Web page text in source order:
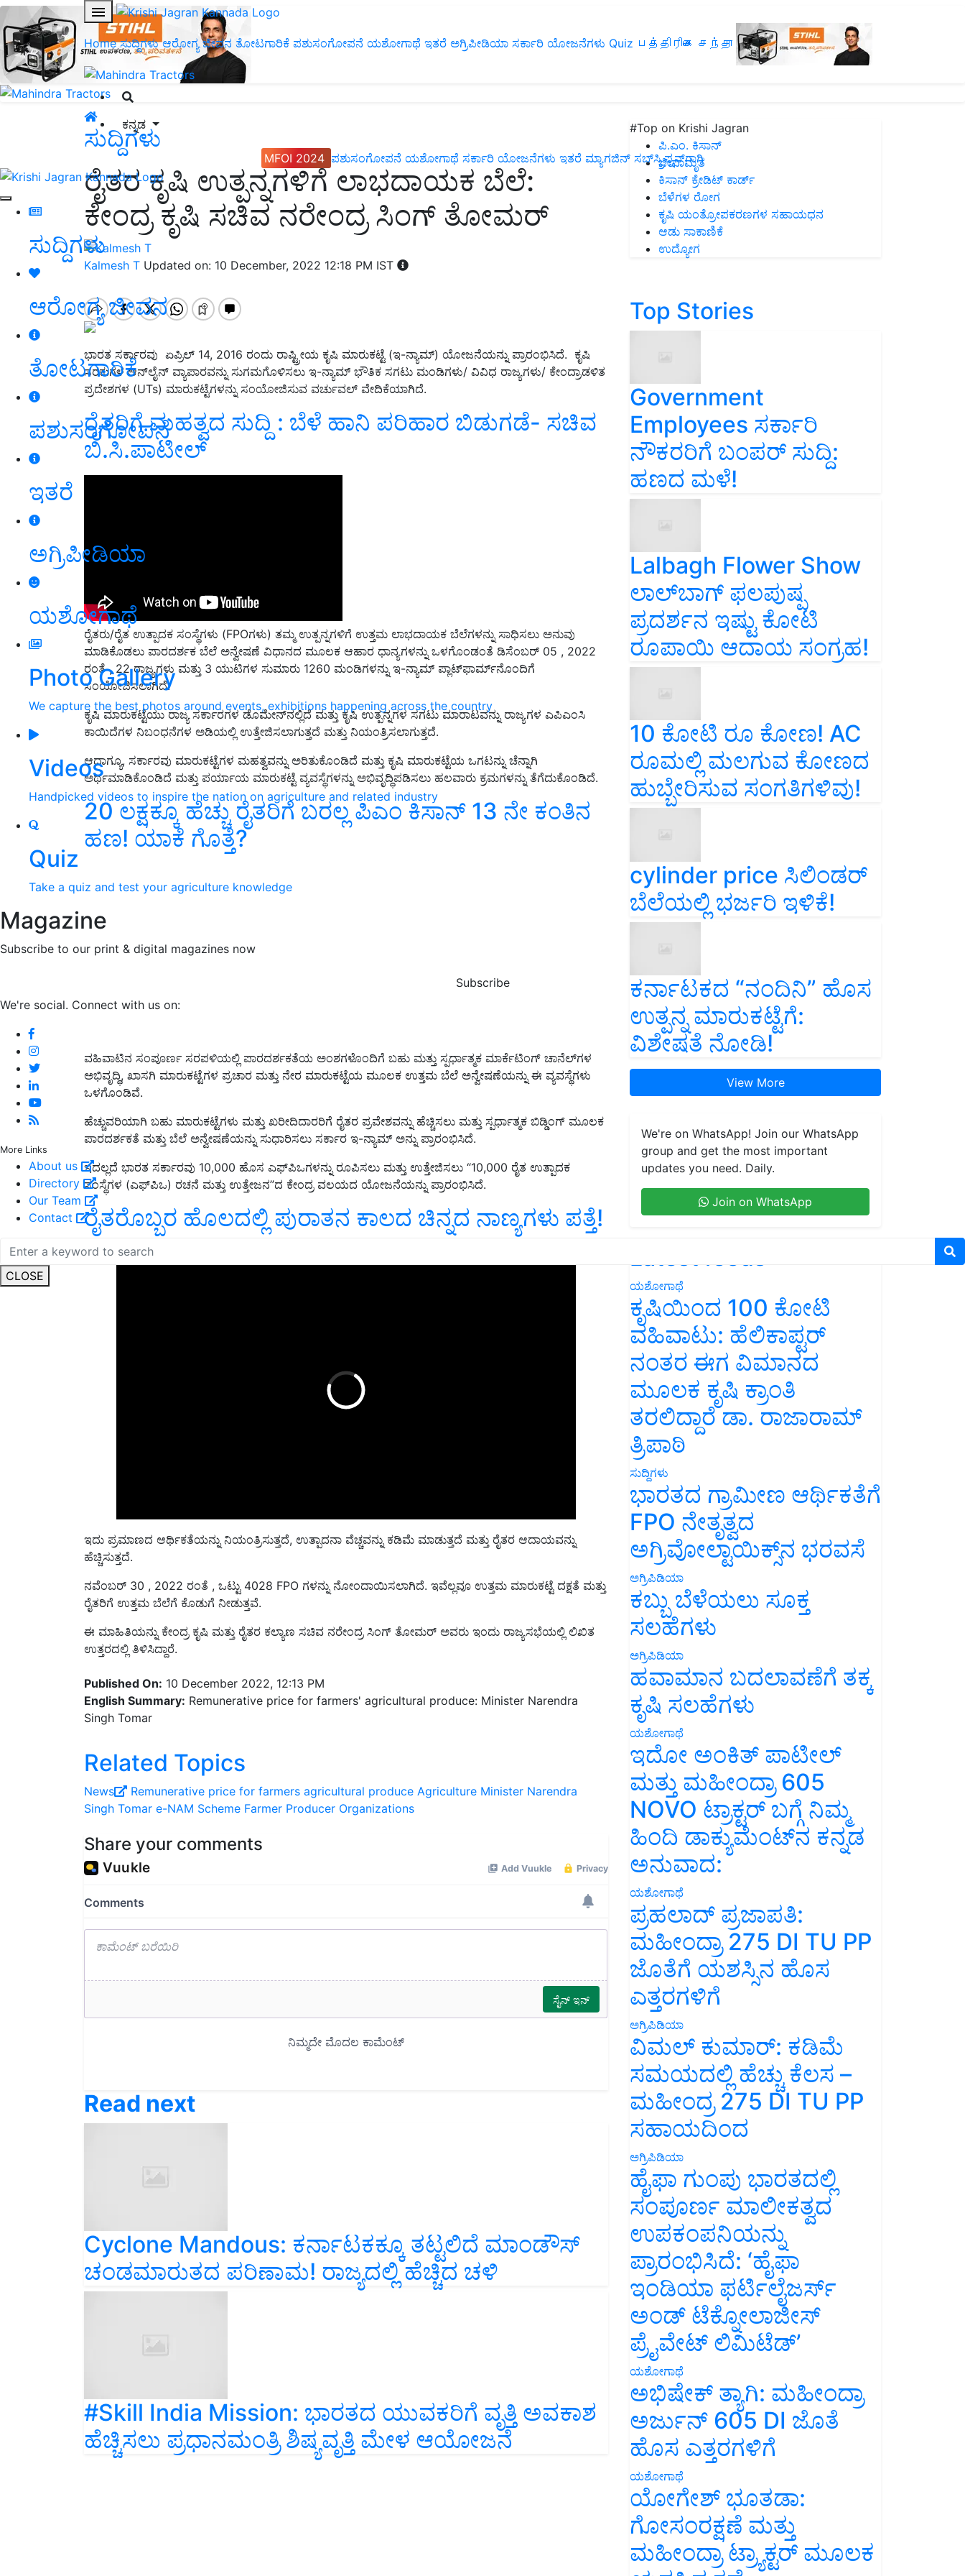
Home ಸುದ್ದಿಗಳು ಆರೋಗ್ಯ ಜೀವನ ತೋಟಗಾರಿಕೆ ಪಶುಸಂಗೋಪನೆ ಯಶೋಗಾಥೆ ಇತರೆ ಅಗ್ರಿಪೀಡಿಯಾ ಸರ್ಕಾರಿ ಯೋಜನೆಗಳು Quiz பத்திரிகை சந்தா
ಕನ್ನಡ
MFOI 2024 ಪಶುಸಂಗೋಪನೆ ಯಶೋಗಾಥೆ ಸರ್ಕಾರಿ ಯೋಜನೆಗಳು ಇತರೆ ಮ್ಯಾಗಜಿನ್‌ ಸಬ್‌ಸ್ಕ್ರಿಪ್ಷನ್‌ಗಾಗಿ
ಸುದ್ದಿಗಳು
ಆರೋಗ್ಯ ಜೀವನ
ತೋಟಗಾರಿಕೆ
ಪಶುಸಂಗೋಪನೆ
ಇತರೆ
ಅಗ್ರಿಪೀಡಿಯಾ
ಯಶೋಗಾಥೆ
Photo Gallery
We capture the best photos around events, exhibitions happening across the country
Videos
Handpicked videos to inspire the nation on agriculture and related industry
Quiz
Take a quiz and test your agriculture knowledge
Magazine
Subscribe to our print & digital magazines now
Subscribe
We're social. Connect with us on:
More Links
About us
Directory
Our Team
Contact
CLOSE
ಸುದ್ದಿಗಳು
ರೈತರ ಕೃಷಿ ಉತ್ಪನ್ನಗಳಿಗೆ ಲಾಭದಾಯಕ ಬೆಲೆ:
ಕೇಂದ್ರ ಕೃಷಿ ಸಚಿವ ನರೇಂದ್ರ ಸಿಂಗ್ ತೋಮರ್
Kalmesh T Updated on: 10 December, 2022 12:18 PM IST
ಭಾರತ ಸರ್ಕಾರವು ಏಪ್ರಿಲ್ 14, 2016 ರಂದು ರಾಷ್ಟ್ರೀಯ ಕೃಷಿ ಮಾರುಕಟ್ಟೆ (ಇ-ನ್ಯಾಮ್) ಯೋಜನೆಯನ್ನು ಪ್ರಾರಂಭಿಸಿದೆ. ಕೃಷಿ
ಸರಕುಗಳ ಆನ್‌ಲೈನ್ ವ್ಯಾಪಾರವನ್ನು ಸುಗಮಗೊಳಿಸಲು ಇ-ನ್ಯಾಮ್ ಭೌತಿಕ ಸಗಟು ಮಂಡಿಗಳು/ ವಿವಿಧ ರಾಜ್ಯಗಳು/ ಕೇಂದ್ರಾಡಳಿತ
ಪ್ರದೇಶಗಳ (UTs) ಮಾರುಕಟ್ಟೆಗಳನ್ನು ಸಂಯೋಜಿಸುವ ವರ್ಚುವಲ್ ವೇದಿಕೆಯಾಗಿದೆ.
ರೈತರಿಗೆ ಮಹತ್ವದ ಸುದ್ದಿ : ಬೆಳೆ ಹಾನಿ ಪರಿಹಾರ ಬಿಡುಗಡೆ- ಸಚಿವ
ಬಿ.ಸಿ.ಪಾಟೀಲ್‌
ರೈತರು/ರೈತ ಉತ್ಪಾದಕ ಸಂಸ್ಥೆಗಳು (FPOಗಳು) ತಮ್ಮ ಉತ್ಪನ್ನಗಳಿಗೆ ಉತ್ತಮ ಲಾಭದಾಯಕ ಬೆಲೆಗಳನ್ನು ಸಾಧಿಸಲು ಅನುವು
ಮಾಡಿಕೊಡಲು ಪಾರದರ್ಶಕ ಬೆಲೆ ಅನ್ವೇಷಣೆ ವಿಧಾನದ ಮೂಲಕ ಆಹಾರ ಧಾನ್ಯಗಳನ್ನು ಒಳಗೊಂಡಂತೆ ಡಿಸೆಂಬರ್ 05 , 2022
ರಂತೆ , 22 ರಾಜ್ಯಗಳು ಮತ್ತು 3 ಯುಟಿಗಳ ಸುಮಾರು 1260 ಮಂಡಿಗಳನ್ನು ಇ-ನ್ಯಾಮ್ ಪ್ಲಾಟ್‌ಫಾರ್ಮ್‌ನೊಂದಿಗೆ
ಸಂಯೋಜಿಸಲಾಗಿದೆ.
ಕೃಷಿ ಮಾರುಕಟ್ಟೆಯು ರಾಜ್ಯ ಸರ್ಕಾರಗಳ ಡೊಮೇನ್‌ನಲ್ಲಿದೆ ಮತ್ತು ಕೃಷಿ ಉತ್ಪನ್ನಗಳ ಸಗಟು ಮಾರಾಟವನ್ನು ರಾಜ್ಯಗಳ ಎಪಿಎಂಸಿ
ಕಾಯಿದೆಗಳ ನಿಬಂಧನೆಗಳ ಅಡಿಯಲ್ಲಿ ಉತ್ತೇಜಿಸಲಾಗುತ್ತದೆ ಮತ್ತು ನಿಯಂತ್ರಿಸಲಾಗುತ್ತದೆ.
ಆದಾಗ್ಯೂ, ಸರ್ಕಾರವು ಮಾರುಕಟ್ಟೆಗಳ ಮಹತ್ವವನ್ನು ಅರಿತುಕೊಂಡಿದೆ ಮತ್ತು ಕೃಷಿ ಮಾರುಕಟ್ಟೆಯ ಒಗಟನ್ನು ಚೆನ್ನಾಗಿ
ಅರ್ಥಮಾಡಿಕೊಂಡಿದೆ ಮತ್ತು ಪರ್ಯಾಯ ಮಾರುಕಟ್ಟೆ ವ್ಯವಸ್ಥೆಗಳನ್ನು ಅಭಿವೃದ್ಧಿಪಡಿಸಲು ಹಲವಾರು ಕ್ರಮಗಳನ್ನು ತೆಗೆದುಕೊಂಡಿದೆ.
20 ಲಕ್ಷಕ್ಕೂ ಹೆಚ್ಚು ರೈತರಿಗೆ ಬರಲ್ಲ ಪಿಎಂ ಕಿಸಾನ್‌ 13 ನೇ ಕಂತಿನ
ಹಣ! ಯಾಕೆ ಗೊತ್ತೆ?
ವಹಿವಾಟಿನ ಸಂಪೂರ್ಣ ಸರಪಳಿಯಲ್ಲಿ ಪಾರದರ್ಶಕತೆಯ ಅಂಶಗಳೊಂದಿಗೆ ಬಹು ಮತ್ತು ಸ್ಪರ್ಧಾತ್ಮಕ ಮಾರ್ಕೆಟಿಂಗ್ ಚಾನೆಲ್‌ಗಳ
ಅಭಿವೃದ್ಧಿ, ಖಾಸಗಿ ಮಾರುಕಟ್ಟೆಗಳ ಪ್ರಚಾರ ಮತ್ತು ನೇರ ಮಾರುಕಟ್ಟೆಯ ಮೂಲಕ ಉತ್ತಮ ಬೆಲೆ ಅನ್ವೇಷಣೆಯನ್ನು ಈ ವ್ಯವಸ್ಥೆಗಳು
ಒಳಗೊಂಡಿವೆ.
ಹೆಚ್ಚುವರಿಯಾಗಿ ಬಹು ಮಾರುಕಟ್ಟೆಗಳು ಮತ್ತು ಖರೀದಿದಾರರಿಗೆ ರೈತರ ಪ್ರವೇಶವನ್ನು ಹೆಚ್ಚಿಸಲು ಮತ್ತು ಸ್ಪರ್ಧಾತ್ಮಕ ಬಿಡ್ಡಿಂಗ್ ಮೂಲಕ
ಪಾರದರ್ಶಕತೆ ಮತ್ತು ಬೆಲೆ ಅನ್ವೇಷಣೆಯನ್ನು ಸುಧಾರಿಸಲು ಸರ್ಕಾರ ಇ-ನ್ಯಾಮ್ ಅನ್ನು ಪ್ರಾರಂಭಿಸಿದೆ.
ಇದಲ್ಲದೆ ಭಾರತ ಸರ್ಕಾರವು 10,000 ಹೊಸ ಎಫ್‌ಪಿಒಗಳನ್ನು ರೂಪಿಸಲು ಮತ್ತು ಉತ್ತೇಜಿಸಲು “10,000 ರೈತ ಉತ್ಪಾದಕ
ಸಂಸ್ಥೆಗಳ (ಎಫ್‌ಪಿಒ) ರಚನೆ ಮತ್ತು ಉತ್ತೇಜನ”ದ ಕೇಂದ್ರ ವಲಯದ ಯೋಜನೆಯನ್ನು ಪ್ರಾರಂಭಿಸಿದೆ.
ರೈತರೊಬ್ಬರ ಹೊಲದಲ್ಲಿ ಪುರಾತನ ಕಾಲದ ಚಿನ್ನದ ನಾಣ್ಯಗಳು ಪತ್ತೆ!
ಇದು ಪ್ರಮಾಣದ ಆರ್ಥಿಕತೆಯನ್ನು ನಿಯಂತ್ರಿಸುತ್ತದೆ, ಉತ್ಪಾದನಾ ವೆಚ್ಚವನ್ನು ಕಡಿಮೆ ಮಾಡುತ್ತದೆ ಮತ್ತು ರೈತರ ಆದಾಯವನ್ನು
ಹೆಚ್ಚಿಸುತ್ತದೆ.
ನವೆಂಬರ್ 30 , 2022 ರಂತೆ , ಒಟ್ಟು 4028 FPO ಗಳನ್ನು ನೋಂದಾಯಿಸಲಾಗಿದೆ. ಇವೆಲ್ಲವೂ ಉತ್ತಮ ಮಾರುಕಟ್ಟೆ ದಕ್ಷತೆ ಮತ್ತು
ರೈತರಿಗೆ ಉತ್ತಮ ಬೆಲೆಗೆ ಕೊಡುಗೆ ನೀಡುತ್ತವೆ.
ಈ ಮಾಹಿತಿಯನ್ನು ಕೇಂದ್ರ ಕೃಷಿ ಮತ್ತು ರೈತರ ಕಲ್ಯಾಣ ಸಚಿವ ನರೇಂದ್ರ ಸಿಂಗ್ ತೋಮರ್ ಅವರು ಇಂದು ರಾಜ್ಯಸಭೆಯಲ್ಲಿ ಲಿಖಿತ
ಉತ್ತರದಲ್ಲಿ ತಿಳಿಸಿದ್ದಾರೆ.
Published On: 10 December 2022, 12:13 PM
English Summary: Remunerative price for farmers' agricultural produce: Minister Narendra
Singh Tomar
Related Topics
News Remunerative price for farmers agricultural produce Agriculture Minister Narendra
Singh Tomar e-NAM Scheme Farmer Producer Organizations
Share your comments
Read next
Cyclone Mandous: ಕರ್ನಾಟಕಕ್ಕೂ ತಟ್ಟಲಿದೆ ಮಾಂಡೌಸ್‌
ಚಂಡಮಾರುತದ ಪರಿಣಾಮ! ರಾಜ್ಯದಲ್ಲಿ ಹೆಚ್ಚಿದ ಚಳಿ
#Skill India Mission: ಭಾರತದ ಯುವಕರಿಗೆ ವೃತ್ತಿ ಅವಕಾಶ
ಹೆಚ್ಚಿಸಲು ಪ್ರಧಾನಮಂತ್ರಿ ಶಿಷ್ಯವೃತ್ತಿ ಮೇಳ ಆಯೋಜನೆ
#Top on Krishi Jagran
ಪಿ.ಎಂ. ಕಿಸಾನ್
ಜೀವಾಮೃತ
ಕಿಸಾನ್ ಕ್ರೇಡಿಟ್ ಕಾರ್ಡ್
ಬೆಳೆಗಳ ರೋಗ
ಕೃಷಿ ಯಂತ್ರೋಪಕರಣಗಳ ಸಹಾಯಧನ
ಆಡು ಸಾಕಾಣಿಕೆ
ಉದ್ಯೋಗ
Top Stories
Government
Employees ಸರ್ಕಾರಿ
ನೌಕರರಿಗೆ ಬಂಪರ್‌ ಸುದ್ದಿ:
ಹಣದ ಮಳೆ!
Lalbagh Flower Show
ಲಾಲ್‌ಬಾಗ್ ಫಲಪುಷ್ಪ
ಪ್ರದರ್ಶನ ಇಷ್ಟು ಕೋಟಿ
ರೂಪಾಯಿ ಆದಾಯ ಸಂಗ್ರಹ!
10 ಕೋಟಿ ರೂ ಕೋಣ! AC
ರೂಮಲ್ಲಿ ಮಲಗುವ ಕೋಣದ
ಹುಬ್ಬೇರಿಸುವ ಸಂಗತಿಗಳಿವು!
cylinder price ಸಿಲಿಂಡರ್‌
ಬೆಲೆಯಲ್ಲಿ ಭರ್ಜರಿ ಇಳಿಕೆ!
ಕರ್ನಾಟಕದ “ನಂದಿನಿ” ಹೊಸ
ಉತ್ಪನ್ನ ಮಾರುಕಟ್ಟೆಗೆ:
ವಿಶೇಷತೆ ನೋಡಿ!
View More
We're on WhatsApp! Join our WhatsApp
group and get the most important
updates you need. Daily.
Join on WhatsApp
Latest feeds
ಯಶೋಗಾಥೆ
ಕೃಷಿಯಿಂದ 100 ಕೋಟಿ
ವಹಿವಾಟು: ಹೆಲಿಕಾಪ್ಟರ್
ನಂತರ ಈಗ ವಿಮಾನದ
ಮೂಲಕ ಕೃಷಿ ಕ್ರಾಂತಿ
ತರಲಿದ್ದಾರೆ ಡಾ. ರಾಜಾರಾಮ್
ತ್ರಿಪಾಠಿ
ಸುದ್ದಿಗಳು
ಭಾರತದ ಗ್ರಾಮೀಣ ಆರ್ಥಿಕತೆಗೆ
FPO ನೇತೃತ್ವದ
ಅಗ್ರಿವೋಲ್ಟಾಯಿಕ್ಸ್‌ನ ಭರವಸೆ
ಅಗ್ರಿಪಿಡಿಯಾ
ಕಬ್ಬು ಬೆಳೆಯಲು ಸೂಕ್ತ
ಸಲಹೆಗಳು
ಅಗ್ರಿಪಿಡಿಯಾ
ಹವಾಮಾನ ಬದಲಾವಣೆಗೆ ತಕ್ಕ
ಕೃಷಿ ಸಲಹೆಗಳು
ಯಶೋಗಾಥೆ
ಇದೋ ಅಂಕಿತ್ ಪಾಟೀಲ್
ಮತ್ತು ಮಹೀಂದ್ರಾ 605
NOVO ಟ್ರಾಕ್ಟರ್ ಬಗ್ಗೆ ನಿಮ್ಮ
ಹಿಂದಿ ಡಾಕ್ಯುಮೆಂಟ್‌ನ ಕನ್ನಡ
ಅನುವಾದ:
ಯಶೋಗಾಥೆ
ಪ್ರಹಲಾದ್ ಪ್ರಜಾಪತಿ:
ಮಹೀಂದ್ರಾ 275 DI TU PP
ಜೊತೆಗೆ ಯಶಸ್ಸಿನ ಹೊಸ
ಎತ್ತರಗಳಿಗೆ
ಅಗ್ರಿಪಿಡಿಯಾ
ವಿಮಲ್ ಕುಮಾರ್: ಕಡಿಮೆ
ಸಮಯದಲ್ಲಿ ಹೆಚ್ಚು ಕೆಲಸ –
ಮಹೀಂದ್ರ 275 DI TU PP
ಸಹಾಯದಿಂದ
ಅಗ್ರಿಪಿಡಿಯಾ
ಹೈಫಾ ಗುಂಪು ಭಾರತದಲ್ಲಿ
ಸಂಪೂರ್ಣ ಮಾಲೀಕತ್ವದ
ಉಪಕಂಪನಿಯನ್ನು
ಪ್ರಾರಂಭಿಸಿದೆ: ‘ಹೈಫಾ
ಇಂಡಿಯಾ ಫರ್ಟಿಲೈಜರ್ಸ್
ಅಂಡ್ ಟೆಕ್ನೋಲಾಜೀಸ್
ಪ್ರೈವೇಟ್ ಲಿಮಿಟೆಡ್’
ಯಶೋಗಾಥೆ
ಅಭಿಷೇಕ್ ತ್ಯಾಗಿ: ಮಹೀಂದ್ರಾ
ಅರ್ಜುನ್ 605 DI ಜೊತೆ
ಹೊಸ ಎತ್ತರಗಳಿಗೆ
ಯಶೋಗಾಥೆ
ಯೋಗೇಶ್ ಭೂತಡಾ:
ಗೋಸಂರಕ್ಷಣೆ ಮತ್ತು
ಮಹೀಂದ್ರಾ ಟ್ರ್ಯಾಕ್ಟರ್ ಮೂಲಕ